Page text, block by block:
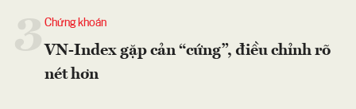
Chứng khoán
VN-Index gặp cản “cứng”, điều chỉnh rõ
nét hơn